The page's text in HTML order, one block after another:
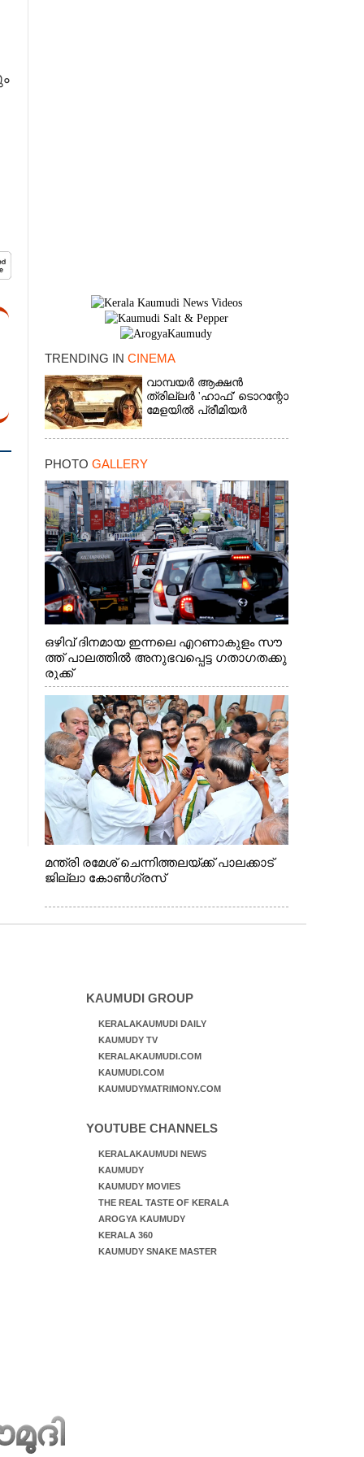
TRENDING IN CINEMA
വാമ്പയർ ആക്ഷൻ
ത്രില്ലർ 'ഹാഫ്' ടൊറന്റോ
മേളയിൽ പ്രീമിയർ
PHOTO GALLERY
ഒഴിവ് ദിനമായ ഇന്നലെ എറണാകുളം സൗ
ത്ത് പാലത്തിൽ അനുഭവപ്പെട്ട ഗതാഗതക്കു
രുക്ക്
മന്ത്രി രമേശ് ചെന്നിത്തലയ്ക്ക് പാലക്കാട്
ജില്ലാ കോൺഗ്രസ്
KAUMUDI GROUP
KERALAKAUMUDI DAILY
KAUMUDY TV
KERALAKAUMUDI.COM
KAUMUDI.COM
KAUMUDYMATRIMONY.COM
YOUTUBE CHANNELS
KERALAKAUMUDI NEWS
KAUMUDY
KAUMUDY MOVIES
THE REAL TASTE OF KERALA
AROGYA KAUMUDY
KERALA 360
KAUMUDY SNAKE MASTER